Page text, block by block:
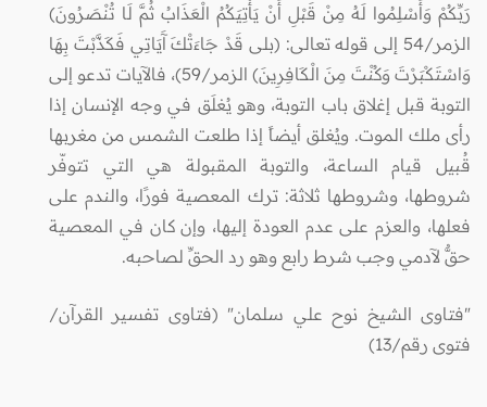
رَبِّكُمْ وَأَسْلِمُوا لَهُ مِنْ قَبْلِ أَنْ يَأْتِيَكُمُ الْعَذَابُ ثُمَّ لَا تُنْصَرُونَ)
الزمر/54 إلى قوله تعالى: (بلى قَدْ جَاءَتْكَ آَيَاتِي فَكَذَّبْتَ بِهَا
وَاسْتَكْبَرْتَ وَكُنْتَ مِنَ الْكَافِرِينَ) الزمر/59)، فالآيات تدعو إلى
التوبة قبل إغلاق باب التوبة، وهو يُغلَق في وجه الإنسان إذا
رأى ملك الموت. ويُغلق أيضاً إذا طلعت الشمس من مغربها
قُبيل قيام الساعة، والتوبة المقبولة هي التي تتوفّر
شروطها، وشروطها ثلاثة: ترك المعصية فورًا، والندم على
فعلها، والعزم على عدم العودة إليها، وإن كان في المعصية
حقٌّ لآدمي وجب شرط رابع وهو رد الحقِّ لصاحبه.
"فتاوى الشيخ نوح علي سلمان" (فتاوى تفسير القرآن/
فتوى رقم/13)